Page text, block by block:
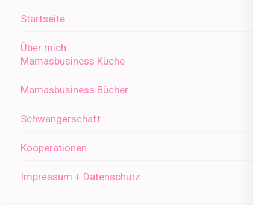
Startseite
Über mich
Mamasbusiness Küche
Mamasbusiness Bücher
Schwangerschaft
Kooperationen
Impressum + Datenschutz